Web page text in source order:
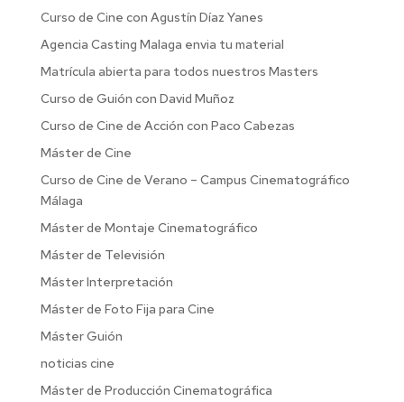
Curso de Cine con Agustín Díaz Yanes
Agencia Casting Malaga envia tu material
Matrícula abierta para todos nuestros Masters
Curso de Guión con David Muñoz
Curso de Cine de Acción con Paco Cabezas
Máster de Cine
Curso de Cine de Verano – Campus Cinematográfico
Málaga
Máster de Montaje Cinematográfico
Máster de Televisión
Máster Interpretación
Máster de Foto Fija para Cine
Máster Guión
noticias cine
Máster de Producción Cinematográfica